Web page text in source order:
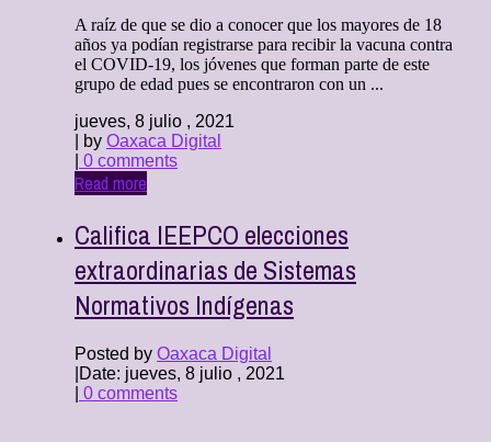
A raíz de que se dio a conocer que los mayores de 18
años ya podían registrarse para recibir la vacuna contra
el COVID-19, los jóvenes que forman parte de este
grupo de edad pues se encontraron con un ...
jueves, 8 julio , 2021
| by Oaxaca Digital
0 comments
Read more
Califica IEEPCO elecciones
extraordinarias de Sistemas
Normativos Indígenas
Posted by Oaxaca Digital
Date: jueves, 8 julio , 2021
0 comments